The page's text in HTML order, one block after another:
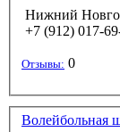
Нижний
+7 (912) 017-
Отзывы: 0
Волейбольная